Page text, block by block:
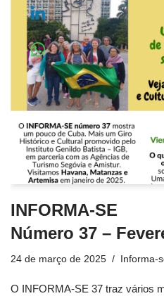
INFORMA-SE
Número 37 –
24 de março de 2025 Informa-
O INFORMA-SE 37 traz vários